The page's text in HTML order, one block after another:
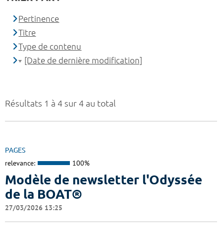
Résultats 1 à 4 sur 4 au total
PAGES
relevance: 100%
Modèle de newsletter l'Odyssée
de la BOAT®
27/03/2026 13:25
Pertinence
Titre
Type de contenu
[Date de dernière modification]